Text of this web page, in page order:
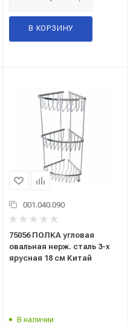
В КОРЗИНУ
001.040.090
75056 ПОЛКА угловая
овальная нерж. сталь 3-х
ярусная 18 см Китай
В наличии